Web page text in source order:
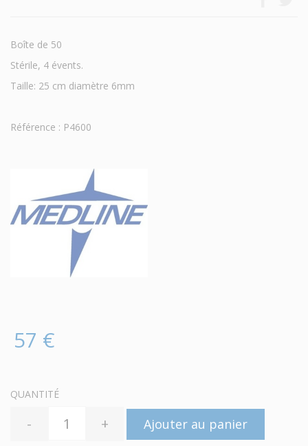
Boîte de 50
Stérile, 4 évents.
Taille: 25 cm diamètre 6mm
Référence : P4600
57 €
QUANTITÉ
- + Ajouter au panier